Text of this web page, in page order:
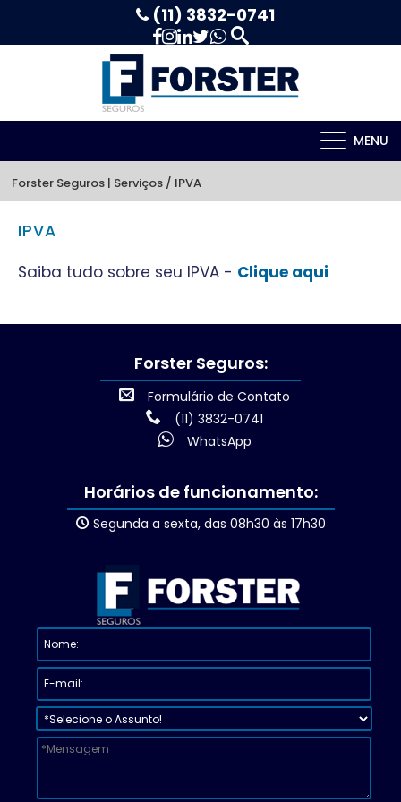
(11) 3832-0741
MENU
Forster Seguros | Serviços / IPVA
IPVA
Saiba tudo sobre seu IPVA - Clique aqui
Forster Seguros:
Formulário de Contato
(11) 3832-0741
WhatsApp
Horários de funcionamento:
Segunda a sexta, das 08h30 às 17h30
Nome:
E-
Assunto:
Mensagem: